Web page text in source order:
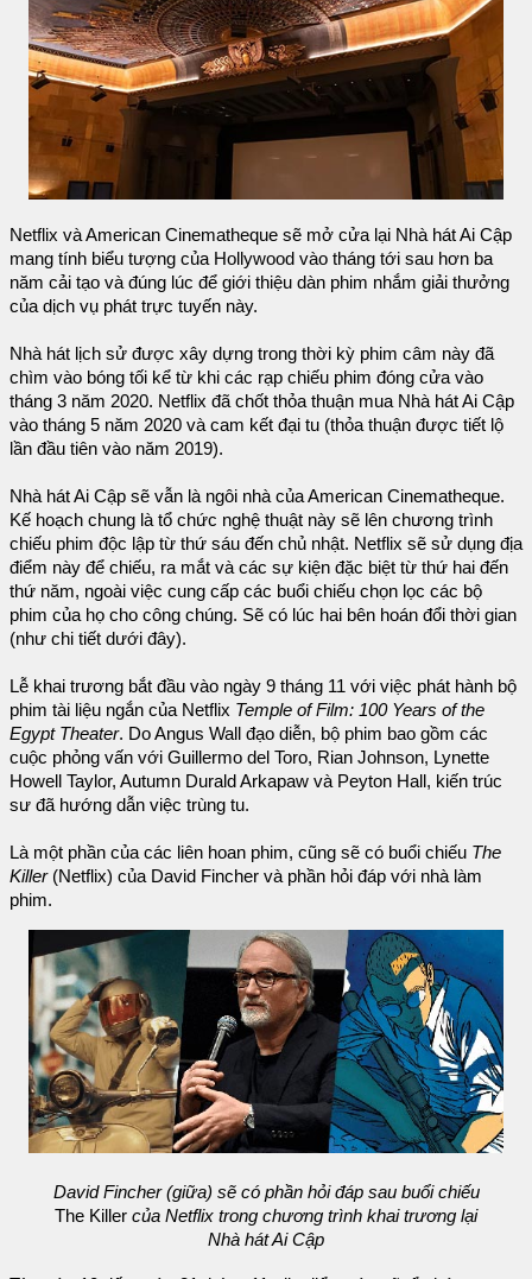
Netflix và American Cinematheque sẽ mở cửa lại Nhà hát Ai Cập
mang tính biểu tượng của Hollywood vào tháng tới sau hơn ba
năm cải tạo và đúng lúc để giới thiệu dàn phim nhắm giải thưởng
của dịch vụ phát trực tuyến này.
Nhà hát lịch sử được xây dựng trong thời kỳ phim câm này đã
chìm vào bóng tối kể từ khi các rạp chiếu phim đóng cửa vào
tháng 3 năm 2020. Netflix đã chốt thỏa thuận mua Nhà hát Ai Cập
vào tháng 5 năm 2020 và cam kết đại tu (thỏa thuận được tiết lộ
lần đầu tiên vào năm 2019).
Nhà hát Ai Cập sẽ vẫn là ngôi nhà của American Cinematheque.
Kế hoạch chung là tổ chức nghệ thuật này sẽ lên chương trình
chiếu phim độc lập từ thứ sáu đến chủ nhật. Netflix sẽ sử dụng địa
điểm này để chiếu, ra mắt và các sự kiện đặc biệt từ thứ hai đến
thứ năm, ngoài việc cung cấp các buổi chiếu chọn lọc các bộ
phim của họ cho công chúng. Sẽ có lúc hai bên hoán đổi thời gian
(như chi tiết dưới đây).
Lễ khai trương bắt đầu vào ngày 9 tháng 11 với việc phát hành bộ
phim tài liệu ngắn của Netflix Temple of Film: 100 Years of the
Egypt Theater. Do Angus Wall đạo diễn, bộ phim bao gồm các
cuộc phỏng vấn với Guillermo del Toro, Rian Johnson, Lynette
Howell Taylor, Autumn Durald Arkapaw và Peyton Hall, kiến trúc
sư đã hướng dẫn việc trùng tu.
Là một phần của các liên hoan phim, cũng sẽ có buổi chiếu The
Killer(Netflix) của David Fincher và phần hỏi đáp với nhà làm
phim.
David Fincher (giữa) sẽ có phần hỏi đáp sau buổi chiếu
The Killer của Netflix trong chương trình khai trương lại
Nhà hát Ai Cập